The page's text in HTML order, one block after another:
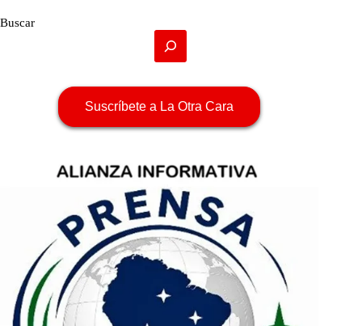
Buscar
Suscríbete a La Otra Cara